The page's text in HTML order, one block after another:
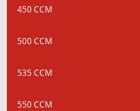
450 CCM
500 CCM
535 CCM
550 CCM